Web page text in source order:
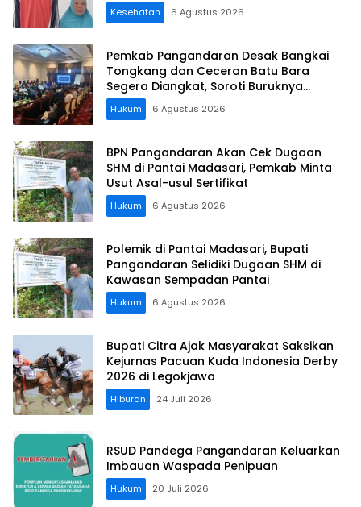
Kesehatan 6 Agustus 2026
Pemkab Pangandaran Desak Bangkai
Tongkang dan Ceceran Batu Bara
Segera Diangkat, Soroti Buruknya
Koordinasi Perusahaan
Hukum 6 Agustus 2026
BPN Pangandaran Akan Cek Dugaan
SHM di Pantai Madasari, Pemkab Minta
Usut Asal-usul Sertifikat
Hukum 6 Agustus 2026
Polemik di Pantai Madasari, Bupati
Pangandaran Selidiki Dugaan SHM di
Kawasan Sempadan Pantai
Hukum 6 Agustus 2026
Bupati Citra Ajak Masyarakat Saksikan
Kejurnas Pacuan Kuda Indonesia Derby
2026 di Legokjawa
Hiburan 24 Juli 2026
RSUD Pandega Pangandaran Keluarkan
Imbauan Waspada Penipuan
Hukum 20 Juli 2026